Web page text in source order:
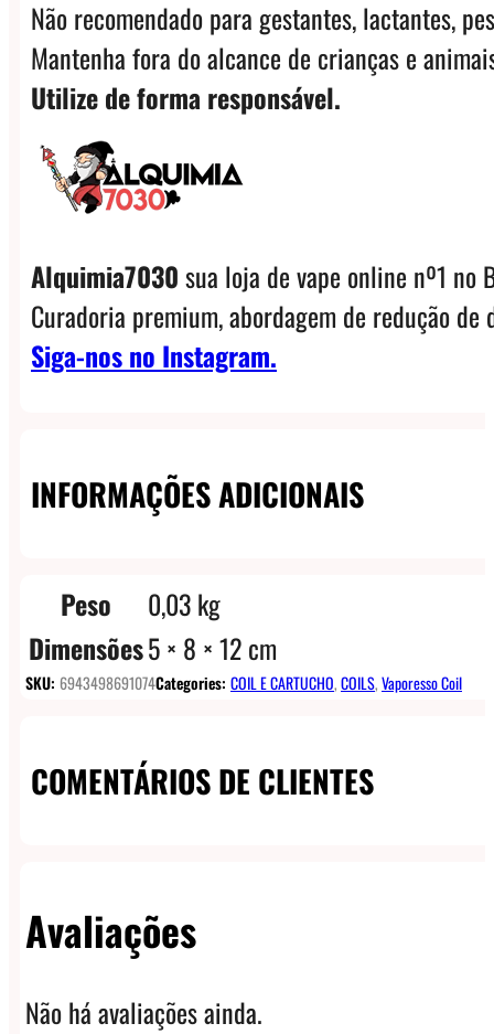
Não recomendado para gestantes, lactantes,
Mantenha fora do alcance de crianças e
Utilize de forma responsável.
Alquimia7030sua loja de vape online nº1 no
Curadoria premium, abordagem de redução
Siga-nos no Instagram.
INFORMAÇÕES ADICIONAIS
Peso
0,03 kg
Dimensões5 × 8 × 12 cm
SKU: 6943498691074Categories: COIL E CARTUCHO,COILS,Vaporesso Coil
COMENTÁRIOS DE CLIENTES
Avaliações
Não há avaliações ainda.